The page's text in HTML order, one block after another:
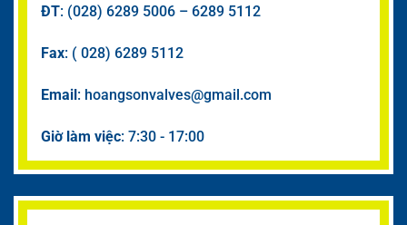
ĐT: (028) 6289 5006 – 6289 5112
Fax: ( 028) 6289 5112
Email: hoangsonvalves@gmail.com
Giờ làm việc: 7:30 - 17:00